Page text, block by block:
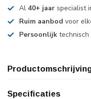
Al 40+ jaar specialist
Ruim aanbod voor
Persoonlijk technisch
Specificaties